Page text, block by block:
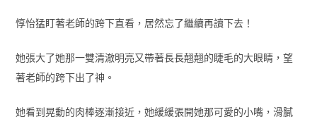
惇怡猛盯著老師的跨下直看，居然忘了繼續再讀下去！
她張大了她那一雙清澈明亮又帶著長長翹翹的睫毛的大眼睛，望
著老師的跨下出了神。
她看到晃動的肉棒逐漸接近，她緩緩張開她那可愛的小嘴，滑膩